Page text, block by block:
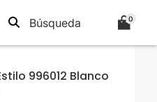
0
996012 Blanco